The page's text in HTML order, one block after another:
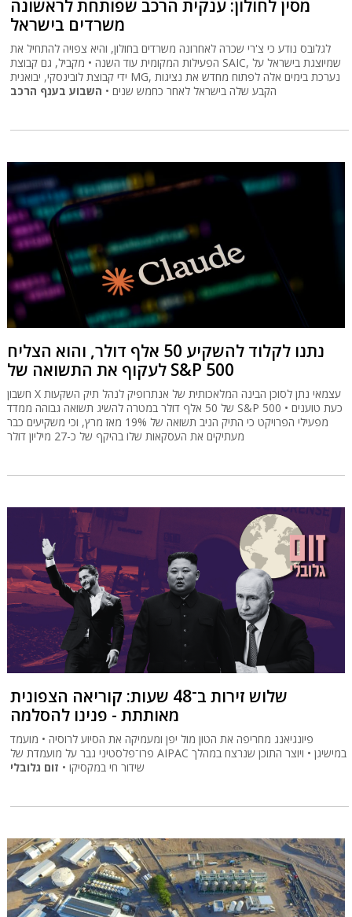
מסין לחולון: ענקית הרכב שפותחת לראשונה
משרדים בישראל
לגלובס נודע כי צ'רי שכרה לאחרונה משרדים בחולון, והיא צפויה להתחיל את
הפעילות המקומית עוד השנה • מקביל, גם קבוצת SAIC, שמיוצגת בישראל על
ידי קבוצת לובינסקי, יבואנית MG, נערכת בימים אלה לפתוח מחדש את נציגות
הקבע שלה בישראל לאחר כחמש שנים • השבוע בענף הרכב
נתנו לקלוד להשקיע 50 אלף דולר, והוא הצליח
לעקוף את התשואה של S&P 500
חשבון X עצמאי נתן לסוכן הבינה המלאכותית של אנתרופיק לנהל תיק השקעות
של 50 אלף דולר במטרה להשיג תשואה גבוהה ממדד S&P 500 • כעת טוענים
מפעילי הפרויקט כי התיק הניב תשואה של 19% מאז מרץ, וכי משקיעים כבר
מעתיקים את העסקאות שלו בהיקף של כ-27 מיליון דולר
שלוש זירות ב־48 שעות: קוריאה הצפונית
מאותתת - פנינו להסלמה
פיונגיאנג מחריפה את הטון מול יפן ומעמיקה את הסיוע לרוסיה • מועמד
פרו־פלסטיני גבר על מועמדת של AIPAC במישיגן • ויוצר התוכן שנרצח במהלך
שידור חי במקסיקו • זום גלובלי